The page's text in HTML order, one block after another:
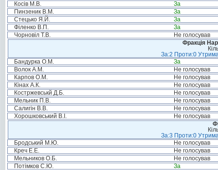
Косів М.В.
За
Пинзеник В.М.
За
Стецько Я.Й.
За
Філенко В.П.
За
Чорновіл Т.В.
Не голосував
Фракція
За:2 Проти:0
Бандурка О.М.
За
Волок А.М.
Не голосував
Карпов О.М.
Не голосував
Кінах А.К.
Не голосував
Костржевськй Д.Б.
Не голосував
Мельник П.В.
Не голосував
Салигін В.В.
Не голосував
Хорошковський В.І.
Не голосував
За:3 Проти:0
Бродський М.Ю.
Не голосував
Креч Е.Е.
Не голосував
Мельников О.Б.
Не голосував
Потімков С.Ю.
За